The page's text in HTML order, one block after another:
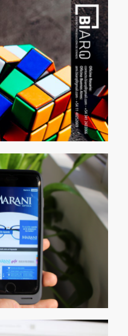
para